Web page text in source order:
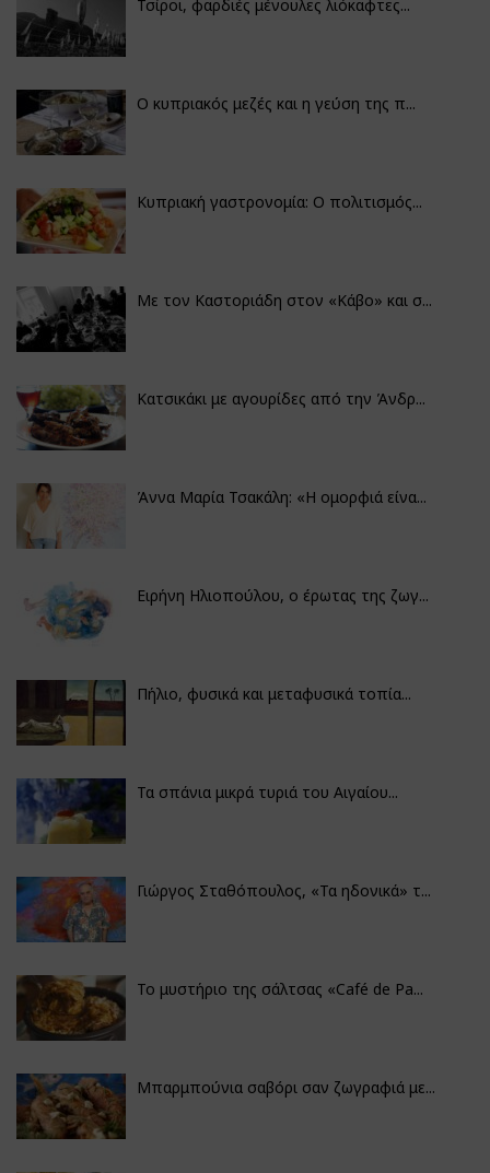
Τσίροι, φαρδιές μένουλες λιόκαφτες...
Ο κυπριακός μεζές και η γεύση της π...
Κυπριακή γαστρονομία: Ο πολιτισμός...
Με τον Καστοριάδη στον «Κάβο» και σ...
Κατσικάκι με αγουρίδες από την Άνδρ...
Άννα Μαρία Τσακάλη: «Η ομορφιά είνα...
Ειρήνη Ηλιοπούλου, ο έρωτας της ζωγ...
Πήλιο, φυσικά και μεταφυσικά τοπία...
Τα σπάνια μικρά τυριά του Αιγαίου...
Γιώργος Σταθόπουλος, «Τα ηδονικά» τ...
Το μυστήριο της σάλτσας «Café de Pa...
Μπαρμπούνια σαβόρι σαν ζωγραφιά με...